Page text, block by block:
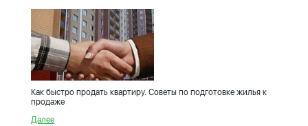
Как быстро продать квартиру. Советы по подготовке жилья к
продаже
Далее